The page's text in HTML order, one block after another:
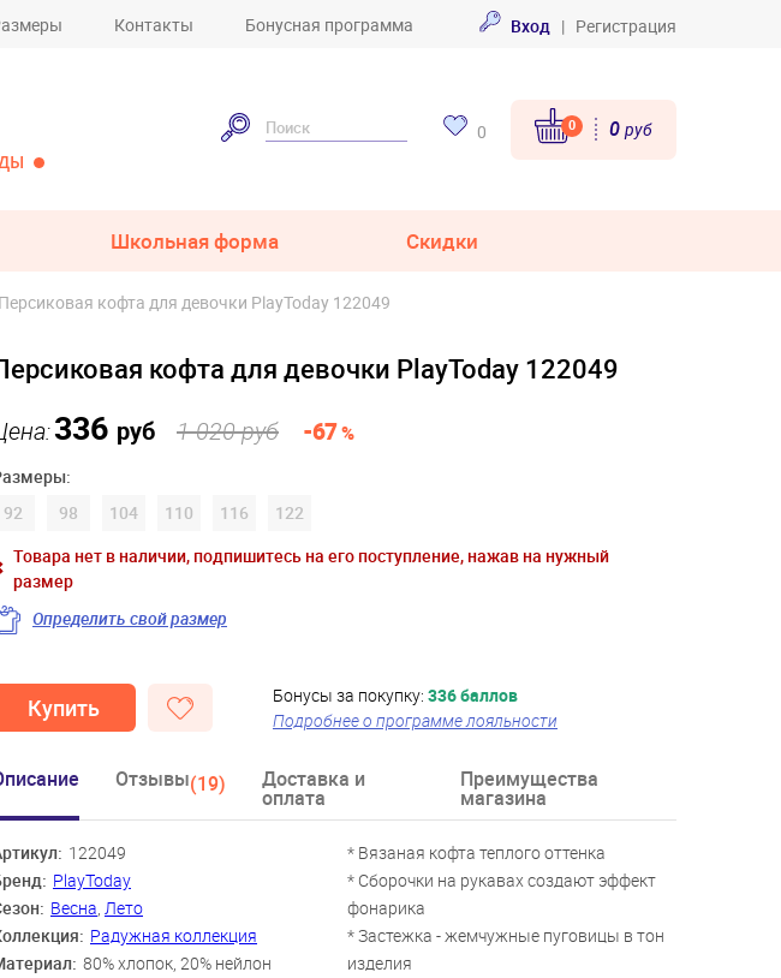
Контакты Бонусная программа Вход | Регистрация
0 0 0 руб
Школьная форма Скидки
Персиковая кофта для девочки PlayToday 122049
кофта для девочки PlayToday 122049
336 руб 1 020 руб -67%
92
98 104 110 116
122
Товара нет в наличии, подпишитесь на его поступление, нажав на нужный
размер
Определить свой размер
Бонусы за покупку: 336 баллов
Подробнее о программе лояльности
Купить
Отзывы(19) Доставка и
оплата
Преимущества
магазина
122049
PlayToday
Весна, Лето
Радужная коллекция
80% хлопок, 20% нейлон
* Вязаная кофта теплого оттенка
* Сборочки на рукавах создают эффект
фонарика
* Застежка - жемчужные пуговицы в тон
изделия